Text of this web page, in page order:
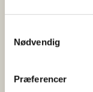
Nødvendig
Præferencer
og opdræt